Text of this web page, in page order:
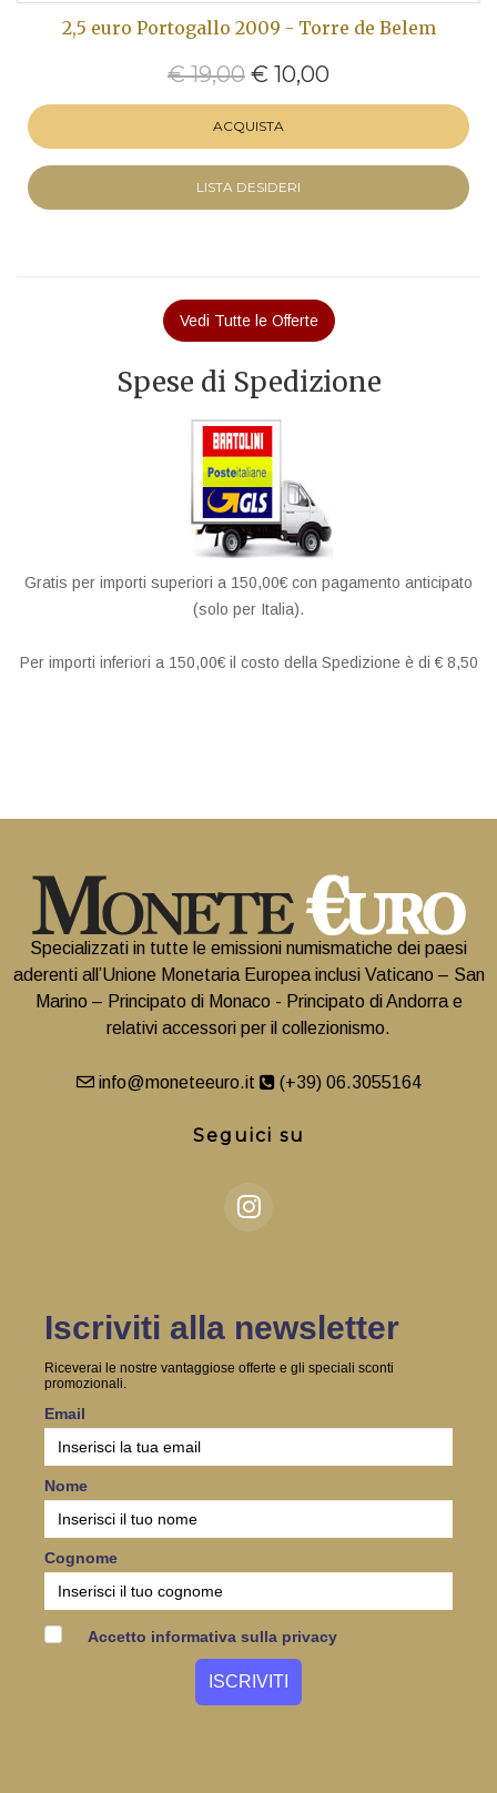
2,5 euro Portogallo 2009 - Torre de Belem
€ 19,00 € 10,00
ACQUISTA
LISTA DESIDERI
Vedi Tutte le Offerte
Spese di Spedizione
Gratis per importi superiori a 150,00€ con pagamento anticipato
(solo per Italia).
Per importi inferiori a 150,00€ il costo della Spedizione è di € 8,50
Specializzati in tutte le emissioni numismatiche dei paesi
aderenti all’Unione Monetaria Europea inclusi Vaticano – San
Marino – Principato di Monaco - Principato di Andorra e
relativi accessori per il collezionismo.
info@moneteeuro.it (+39) 06.3055164
Seguici su
Iscriviti alla newsletter
Riceverai le nostre vantaggiose offerte e gli speciali sconti
promozionali.
Email
Nome
Cognome
Accetto informativa sulla privacy